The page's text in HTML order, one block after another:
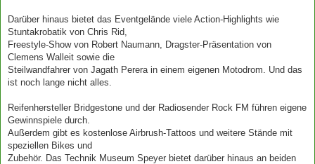
Darüber hinaus bietet das Eventgelände viele Action-Highlights wie
Stuntakrobatik von Chris Rid,
Freestyle-Show von Robert Naumann, Dragster-Präsentation von
Clemens Walleit sowie die
Steilwandfahrer von Jagath Perera in einem eigenen Motodrom. Und das
ist noch lange nicht alles.
Reifenhersteller Bridgestone und der Radiosender Rock FM führen eigene
Gewinnspiele durch.
Außerdem gibt es kostenlose Airbrush-Tattoos und weitere Stände mit
speziellen Bikes und
Zubehör. Das Technik Museum Speyer bietet darüber hinaus an beiden